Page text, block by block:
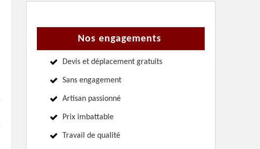
Nos engagements
Devis et déplacement gratuits
Sans engagement
Artisan passionné
Prix imbattable
Travail de qualité